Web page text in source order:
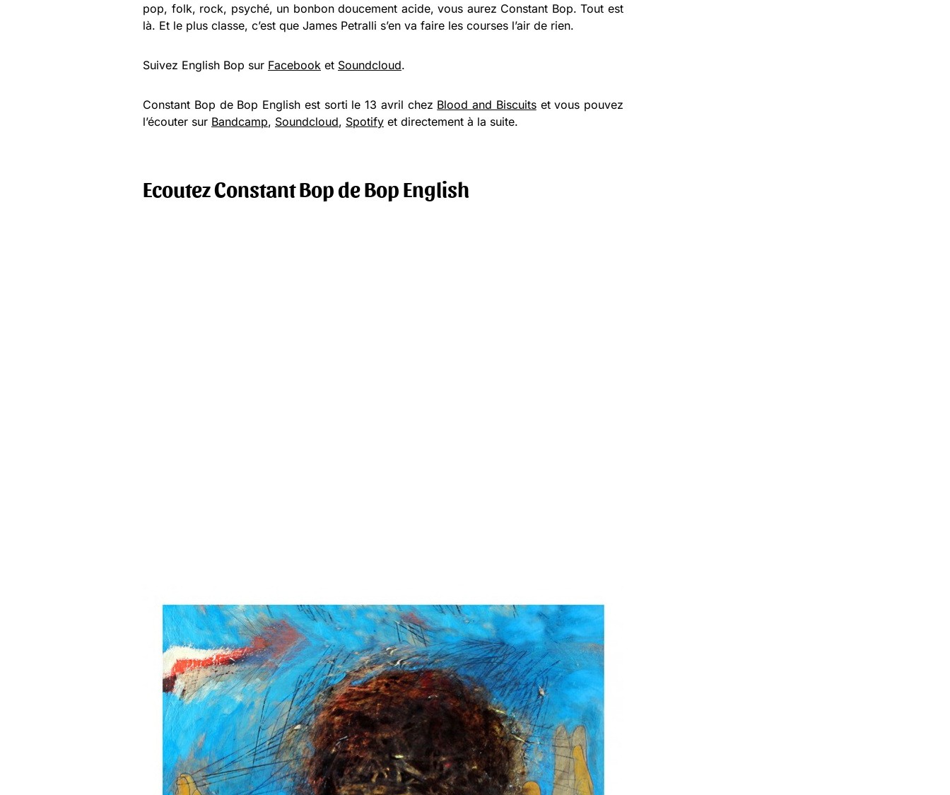
pop, folk, rock, psyché, un bonbon doucement acide, vous aurez Constant Bop. Tout est
là. Et le plus classe, c’est que James Petralli s’en va faire les courses l’air de rien.
Suivez English Bop sur Facebook et Soundcloud.
Constant Bop de Bop English est sorti le 13 avril chez Blood and Biscuitset vous pouvez
l’écouter sur Bandcamp, Soundcloud, Spotify et directement à la suite.
Ecoutez Constant Bop de Bop English